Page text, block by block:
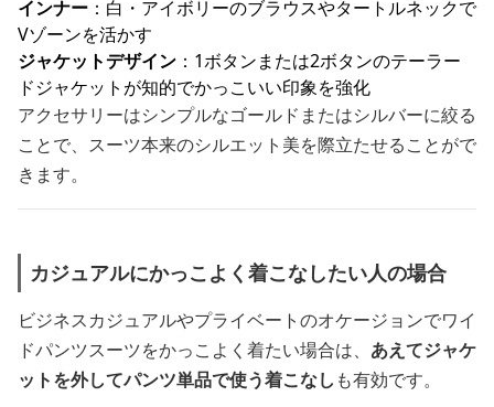
インナー ：白・アイボリーのブラウスやタートルネックで
Vゾーンを活かす
ジャケットデザイン ：1ボタンまたは2ボタンのテーラー
ドジャケットが知的でかっこいい印象を強化
アクセサリーはシンプルなゴールドまたはシルバーに絞る
ことで、スーツ本来のシルエット美を際立たせることがで
きます。
カジュアルにかっこよく着こなしたい人の場合
ビジネスカジュアルやプライベートのオケージョンでワイ
ドパンツスーツをかっこよく着たい場合は、 あえてジャケ
ットを外してパンツ単品で使う着こなし も有効です。